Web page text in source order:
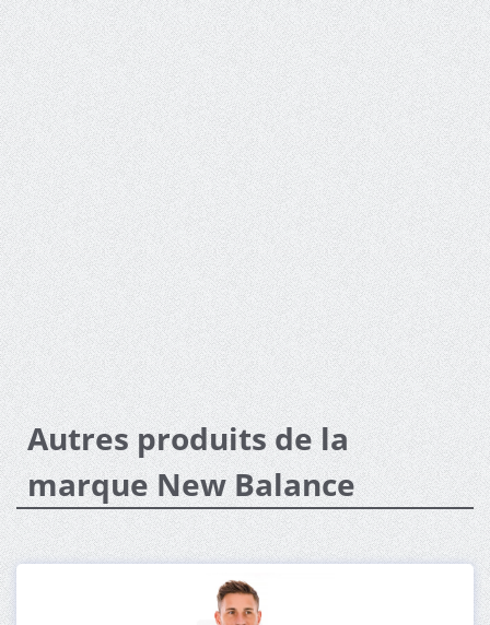
Autres produits de la
marque New Balance